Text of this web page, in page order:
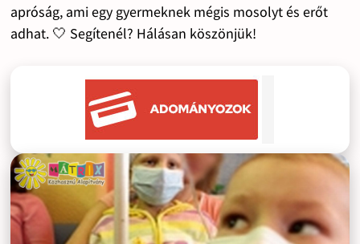
apróság, ami egy gyermeknek mégis mosolyt és erőt
adhat. 🤍 Segítenél? Hálásan köszönjük!